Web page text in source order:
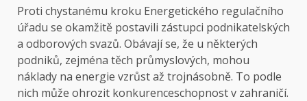
Proti chystanému kroku Energetického regulačního
úřadu se okamžitě postavili zástupci podnikatelských
a odborových svazů. Obávají se, že u některých
podniků, zejména těch průmyslových, mohou
náklady na energie vzrůst až trojnásobně. To podle
nich může ohrozit konkurenceschopnost v zahraničí.